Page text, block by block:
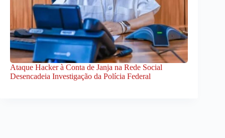
Ataque Hacker à Conta de Janja na Rede Social
Desencadeia Investigação da Polícia Federal